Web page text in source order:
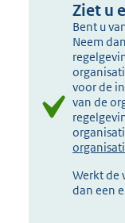
Ziet u
Bent u
Neem
voor de
van de
Werkt de
dan een